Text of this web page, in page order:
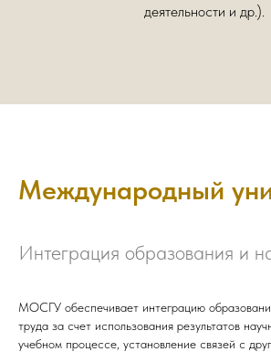
деятельности и др.).
Международный
Интеграция образования и
МОСГУ обеспечивает интеграцию
труда за счет использования результатов
учебном процессе, установление связей с